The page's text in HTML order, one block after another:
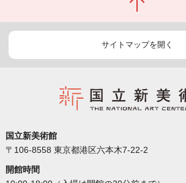
サイトマップを開く
国立新美術館
〒106-8558 東京都港区六本木7-22-2
開館時間